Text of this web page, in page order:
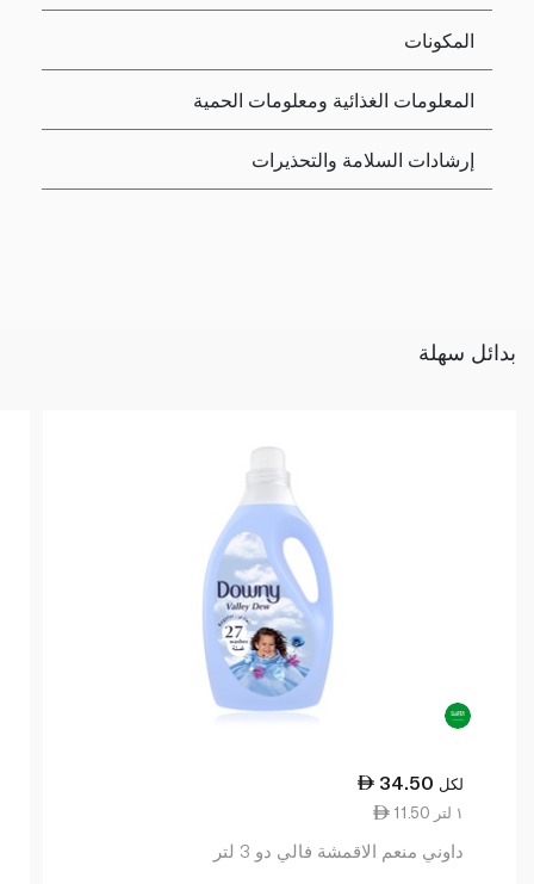
المكونات
المعلومات الغذائية ومعلومات الحمية
إرشادات السلامة والتحذيرات
بدائل سهلة
34.50 لكل
11.50 ١ لتر
داوني منعم الاقمشة فالي دو 3 لتر